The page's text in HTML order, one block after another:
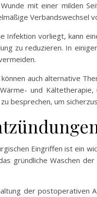
mit einer milden
Verbandswechsel
Infektion vorliegt, kann
zu reduzieren. In
auch alternative
und
besprechen, um
Eingriffen ist ein
gründliche Waschen
der postoperativen